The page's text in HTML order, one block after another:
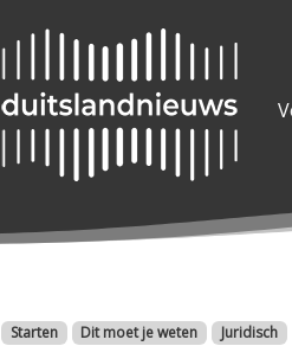
Categorieën
Starten Dit moet je weten Juridisch